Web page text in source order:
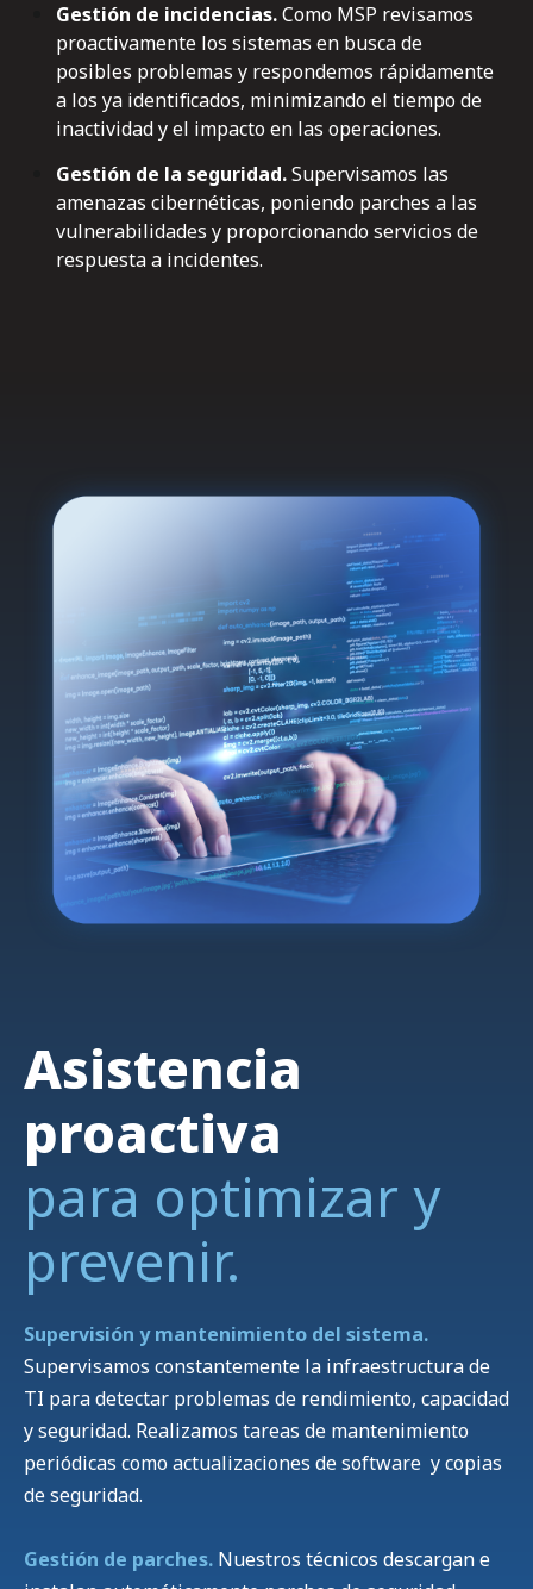
Gestión de incidencias.Como MSP revisamos
proactivamente los sistemas en busca de
posibles problemas y respondemos rápidamente
a los ya identificados, minimizando el tiempo de
inactividad y el impacto en las operaciones.
Gestión de la seguridad.Supervisamos las
amenazas cibernéticas, poniendo parches a las
vulnerabilidades y proporcionando servicios de
respuesta a incidentes.
Asistencia
proactiva
para optimizar y
prevenir.
Supervisión y mantenimiento del sistema.
Supervisamos constantemente la infraestructura de
TI para detectar problemas de rendimiento, capacidad
y seguridad. Realizamos tareas de mantenimiento
periódicas como actualizaciones de software y copias
de seguridad.
Gestión de parches. Nuestros técnicos descargan e